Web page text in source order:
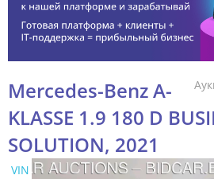
Mercedes-Benz A-
KLASSE 1.9 180 D
SOLUTION, 2021
VIN